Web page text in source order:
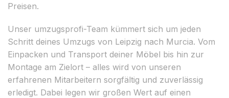
Preisen.
Unser umzugsprofi-Team kümmert sich um jeden
Schritt deines Umzugs von Leipzig nach Murcia. Vom
Einpacken und Transport deiner Möbel bis hin zur
Montage am Zielort – alles wird von unseren
erfahrenen Mitarbeitern sorgfältig und zuverlässig
erledigt. Dabei legen wir großen Wert auf einen